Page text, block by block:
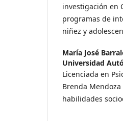
investigación en
programas de
niñez y
María José
Universidad
Licenciada en
Brenda
habilidades